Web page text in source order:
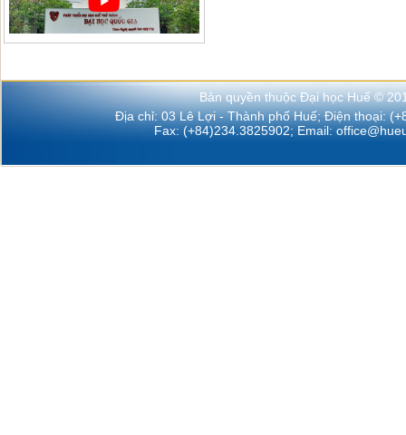
Bản quyền thuộc Đại học Huế ©
Địa chỉ: 03 Lê Lợi - Thành phố Huế; Điện thoại:
Fax: (+84)234.3825902; Email: